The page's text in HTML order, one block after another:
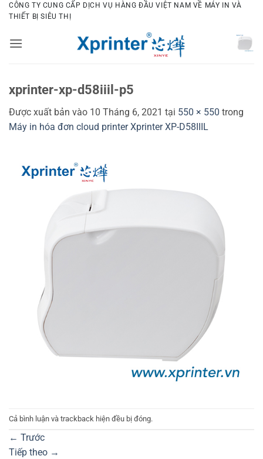
Bỏ
qua
dung
CÔNG TY CUNG CẤP DỊCH VỤ HÀNG ĐẦU VIỆT NAM VỀ MÁY IN VÀ
THIẾT BỊ SIÊU THỊ
xprinter-xp-d58iiil-p5
Được xuất bản vào 10 Tháng 6, 2021 tại 550 × 550 trong
Máy in hóa đơn cloud printer Xprinter XP-D58IIIL
Cả bình luận và trackback hiện đều bị đóng.
← Trước
Tiếp theo →